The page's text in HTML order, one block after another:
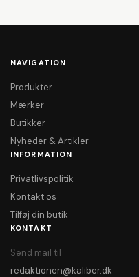
NAVIGATION
Produkter
Mærker
Butikker
Nyheder & Artikler
INFORMATION
Privatlivspolitik
Kontakt os
Tilføj din butik
KONTAKT
Send mail til
redaktionen@kaliber.dk